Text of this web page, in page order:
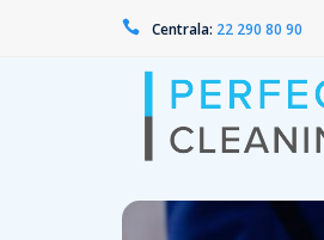
Centrala: 22 290 80 90